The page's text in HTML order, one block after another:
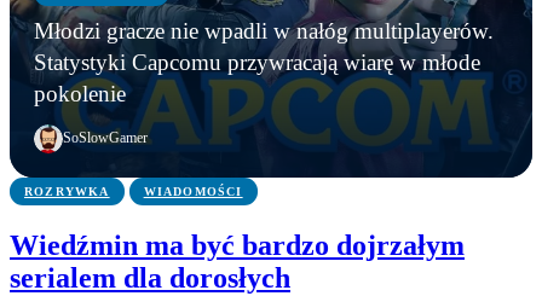
Młodzi gracze nie wpadli w nałóg multiplayerów.
Statystyki Capcomu przywracają wiarę w młode
pokolenie
SoSlowGamer
AKTUALNOŚCI
WWE chce zastrzec znak towarowy „Vice City”.
Przypadek?
AKTUALNOŚCI
Gameplay z GTA 6 niebawem. Rockstar oficjalnie
zapowiada
AKTUALNOŚCI
Młodzi gracze nie wpadli w nałóg multiplayerów.
Statystyki Capcomu przywracają wiarę w młode
pokolenie
ROZRYWKA WIADOMOŚCI
Wiedźmin ma być bardzo dojrzałym
serialem dla dorosłych